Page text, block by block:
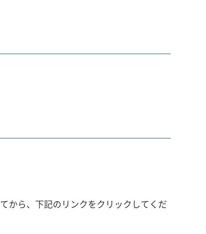
から、下記のリンクをクリックしてくだ